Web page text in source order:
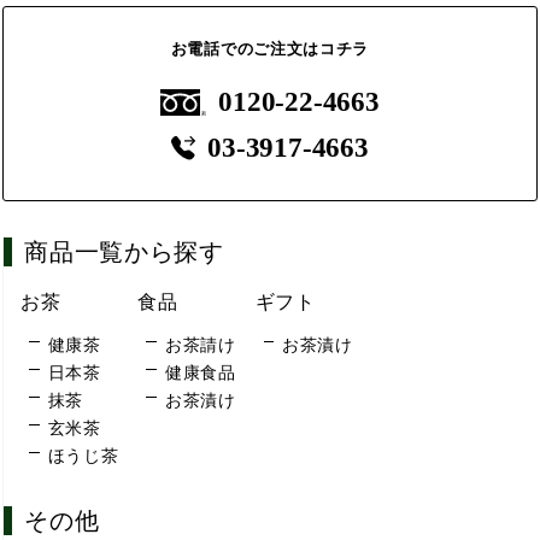
お電話でのご注文はコチラ
0120-22-4663
03-3917-4663
商品一覧から探す
お茶
健康茶
日本茶
抹茶
玄米茶
ほうじ茶
食品
お茶請け
健康食品
お茶漬け
ギフト
お茶漬け
その他